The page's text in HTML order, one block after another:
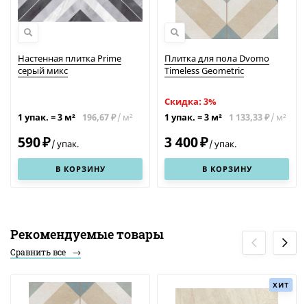
Настенная плитка Prime
серый микс
1 упак. =3 м² 196,67 ₽/ м²
В КОРЗИНУ
590₽/упак.
Плитка для пола Dvomo
Timeless Geometric
Скидка: 3%
1 упак. =3 м² 1 133,33 ₽/ м²
В КОРЗИНУ
3 400₽/упак.
Рекомендуемые товары
Сравнить все
ХИТ